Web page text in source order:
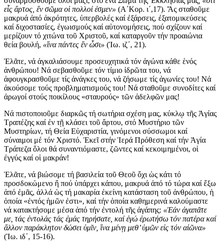
εἷς ἄρτος, ἕν σῶμα οἱ πολλοί ἐσμεν» (Α΄Κορ. ι΄,17). Ἄς σταθοῦμε
μακρυά ἀπό ἀκρότητες, ὑπερβολές καί ἐξάρσεις, ἐξατομικεύσεις
καί διχοστασίες, ἐγωισμούς καί αὐτονομήσεις, πού σχίζουν καί
μερίζουν τό χιτώνα τοῦ Χριστοῦ, καί καταργοῦν τήν προαιώνια
θεία βουλή, «ἵνα πάντες ἕν ὧσι» (Ἰω. ιζ΄, 21).
Ἐλᾶτε, νά ἀγκαλιάσουμε προσευχητικά τόν ἀγώνα κάθε ἑνός
ἀνθρώπου! Νά σεβασθοῦμε τόν τίμιο ἰδρῶτα του, νά
ἀφουγκρασθοῦμε τίς ἀνάγκες του, νά ζήσωμε τίς ἀγωνίες του! Νά
ἀκούσομε τούς προβληματισμούς του! Νά σταθοῦμε συνοδίτες καί
ἀρωγοί στούς ποικίλους «σταυρούς» τῶν ἀδελφῶν μας!
Νά πιστοποιοῦμε διαρκῶς τή σωτήρια σχέση μας, κύκλῳ τῆς Ἁγίας
Τραπέζης καί ἐν τῇ κλάσει τοῦ ἄρτου, στό Μυστήριο τῶν
Μυστηρίων, τή Θεία Εὐχαριστία, γινόμενοι σύσσωμοι καί
σύναιμοι μέ τόν Χριστό. Ἐκεῖ στήν Ἱερά Πρόθεση καί τήν Ἁγία
Τράπεζα ὅλοι θά συναντιόμαστε, ζῶντες καί κεκοιμημένοι, οἱ
ἐγγύς καί οἱ μακράν!
Ἐλᾶτε, νά βιώσομε τή βασιλεία τοῦ Θεοῦ ὄχι ὡς κάτι τό
προσδοκώμενο ἤ πού ὑπάρχει κάπου, μακρυά ἀπό τό τώρα καί ἔξω
ἀπό ἐμᾶς, ἀλλά ὡς τή μακαρία ἐκείνη κατάσταση τοῦ ἀνθρώπου, ἡ
ὁποία «ἐντός ἡμῶν ἐστι», καί τήν ὁποία καθημερινά καλούμαστε
νά κατακτήσομε μέσα ἀπό τήν ἐντολή τῆς ἀγάπης: «Ἐάν ἀγαπᾶτε
με, τάς ἐντολάς τάς ἐμάς τηρήσατε, καί ἐγώ ἐρωτήσω τόν πατέρα καί
ἄλλον παράκλητον δώσει ὑμῖν, ἵνα μένῃ μεθ’ ὑμῶν εἰς τόν αἰῶνα»
(Ἰω. ιδ΄, 15-16).